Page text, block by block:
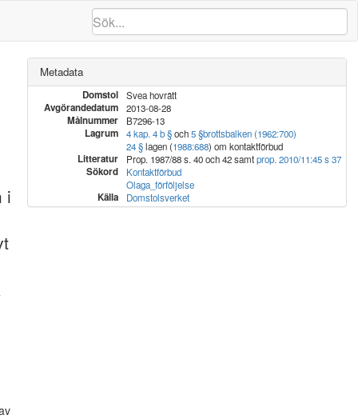
i
Metadata
Domstol Svea hovrätt
Avgörandedatum 2013-08-28
Målnummer B7296-13
Lagrum 4 kap. 4 b §och5 §brottsbalken (1962:700)
24 §lagen (1988:688) om kontaktförbud
Litteratur Prop. 1987/88 s. 40 och 42 samtprop. 2010/11:45 s 37
Sökord
Kontaktförbud
Olaga_förföljelse
Källa Domstolsverket